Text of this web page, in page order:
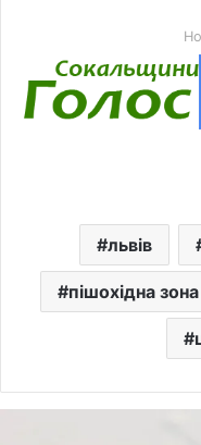
львів
пішохідна зона